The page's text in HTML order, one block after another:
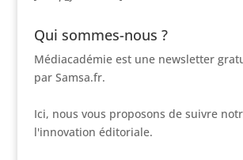
Qui sommes-nous ?
Médiacadémie est une newsletter
par Samsa.fr.
Ici, nous vous proposons de suivre
l'innovation éditoriale.